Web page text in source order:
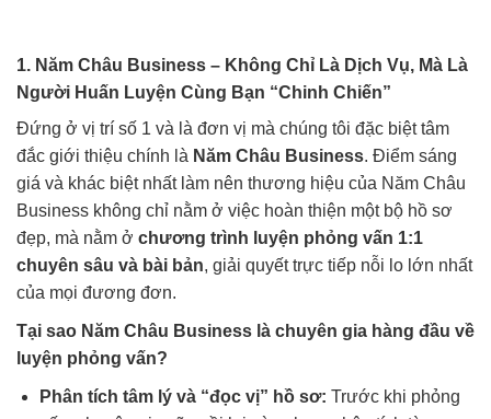
1. Năm Châu Business – Không Chỉ Là Dịch Vụ, Mà Là
Người Huấn Luyện Cùng Bạn “Chinh Chiến”
Đứng ở vị trí số 1 và là đơn vị mà chúng tôi đặc biệt tâm
đắc giới thiệu chính là Năm Châu Business. Điểm sáng
giá và khác biệt nhất làm nên thương hiệu của Năm Châu
Business không chỉ nằm ở việc hoàn thiện một bộ hồ sơ
đẹp, mà nằm ở chương trình luyện phỏng vấn 1:1
chuyên sâu và bài bản, giải quyết trực tiếp nỗi lo lớn nhất
của mọi đương đơn.
Tại sao Năm Châu Business là chuyên gia hàng đầu về
luyện phỏng vấn?
Phân tích tâm lý và “đọc vị” hồ sơ: Trước khi phỏng